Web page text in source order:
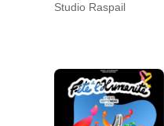
Studio Raspail